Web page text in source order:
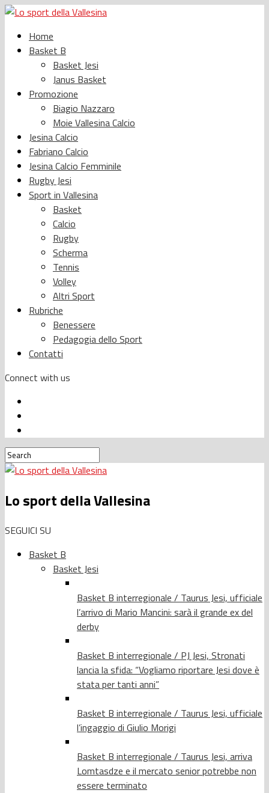
Home
Basket B
Basket Jesi
Janus Basket
Promozione
Biagio Nazzaro
Moie Vallesina Calcio
Jesina Calcio
Fabriano Calcio
Jesina Calcio Femminile
Rugby Jesi
Sport in Vallesina
Basket
Calcio
Rugby
Scherma
Tennis
Volley
Altri Sport
Rubriche
Benessere
Pedagogia dello Sport
Contatti
Connect with us
Lo sport della Vallesina
SEGUICI SU
Basket B
Basket Jesi
Basket B interregionale / Taurus Jesi, ufficiale
l’arrivo di Mario Mancini: sarà il grande ex del
derby
Basket B interregionale / PJ Jesi, Stronati
lancia la sfida: “Vogliamo riportare Jesi dove è
stata per tanti anni”
Basket B interregionale / Taurus Jesi, ufficiale
l’ingaggio di Giulio Morigi
Basket B interregionale / Taurus Jesi, arriva
Lomtasdze e il mercato senior potrebbe non
essere terminato